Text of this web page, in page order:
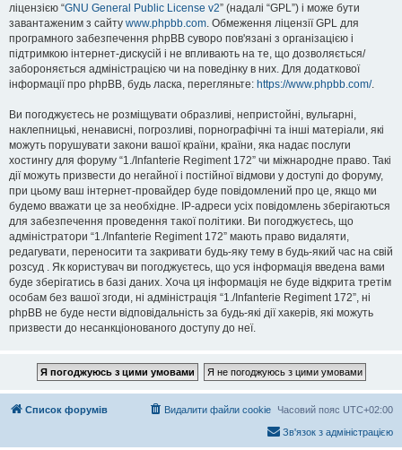
ліцензією “GNU General Public License v2” (надалі “GPL”) і може бути
завантаженим з сайту www.phpbb.com. Обмеження ліцензії GPL для
програмного забезпечення phpBB суворо пов'язані з організацією і
підтримкою інтернет-дискусій і не впливають на те, що дозволяється/
забороняється адміністрацією чи на поведінку в них. Для додаткової
інформації про phpBB, будь ласка, перегляньте: https://www.phpbb.com/.
Ви погоджуєтесь не розміщувати образливі, непристойні, вульгарні,
наклепницькі, ненависні, погрозливі, порнографічні та інші матеріали, які
можуть порушувати закони вашої країни, країни, яка надає послуги
хостингу для форуму “1./Infanterie Regiment 172” чи міжнародне право. Такі
дії можуть призвести до негайної і постійної відмови у доступі до форуму,
при цьому ваш інтернет-провайдер буде повідомлений про це, якщо ми
будемо вважати це за необхідне. IP-адреси усіх повідомлень зберігаються
для забезпечення проведення такої політики. Ви погоджуєтесь, що
адміністратори “1./Infanterie Regiment 172” мають право видаляти,
редагувати, переносити та закривати будь-яку тему в будь-який час на свій
розсуд . Як користувач ви погоджуєтесь, що уся інформація введена вами
буде зберігатись в базі даних. Хоча ця інформація не буде відкрита третім
особам без вашої згоди, ні адміністрація “1./Infanterie Regiment 172”, ні
phpBB не буде нести відповідальність за будь-які дії хакерів, які можуть
призвести до несанкціонованого доступу до неї.
Список форумів Часовий пояс UTC+02:00
Видалити файли cookie
Зв'язок з адміністрацією